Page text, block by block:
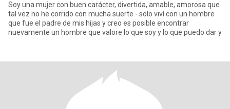
Soy una mujer con buen carácter, divertida, amable, amorosa que
tal vez no he corrido con mucha suerte - solo viví con un hombre
que fue el padre de mis hijas y creo es posible encontrar
nuevamente un hombre que valore lo que soy y lo que puedo dar y